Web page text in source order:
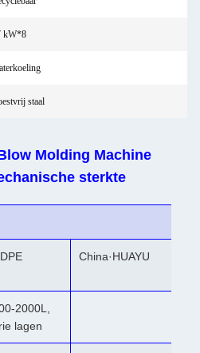
kW*8
staal
Molding Machine
sterkte
China·HUAYU
2000L,
lagen